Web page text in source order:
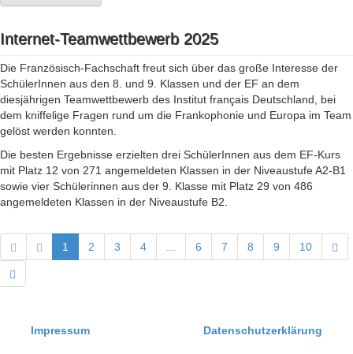
Internet-Teamwettbewerb 2025
Die Französisch-Fachschaft freut sich über das große Interesse der
SchülerInnen aus den 8. und 9. Klassen und der EF an dem
diesjährigen Teamwettbewerb des Institut français Deutschland, bei
dem kniffelige Fragen rund um die Frankophonie und Europa im Team
gelöst werden konnten.
Die besten Ergebnisse erzielten drei SchülerInnen aus dem EF-Kurs
mit Platz 12 von 271 angemeldeten Klassen in der Niveaustufe A2-B1
sowie vier Schülerinnen aus der 9. Klasse mit Platz 29 von 486
angemeldeten Klassen in der Niveaustufe B2.
1 2 3 4 6 7 8 9 10
Impressum Datenschutzerklärung